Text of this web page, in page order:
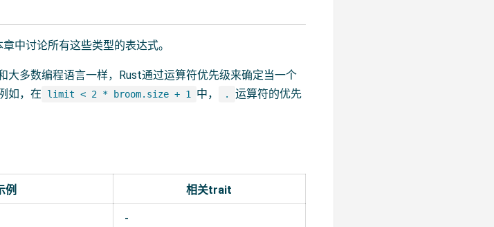
中讨论所有这些类型的表达式。
大多数编程语言一样，Rust通过运算符优先级来确定当一个
如，在
limit < 2 * broom.size + 1 中， .
运算符的优先
例 相关trait
-